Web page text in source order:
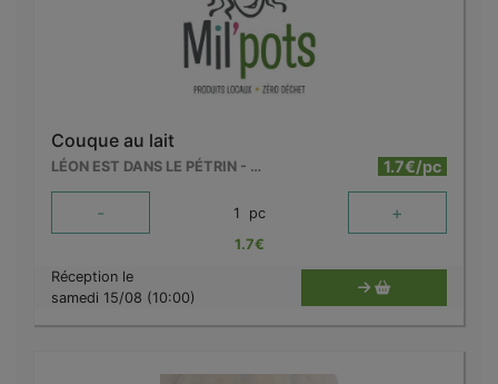
Couque au lait
LÉON EST DANS LE PÉTRIN - MOUSCRON 1.7€/pc
- 1 pc +
1.7€
Réception le
samedi 15/08 (10:00)